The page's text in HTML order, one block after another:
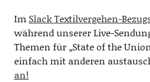
Im Slack Textilvergehen-
während unserer Live-
Themen für „State of the
einfach mit anderen
an!